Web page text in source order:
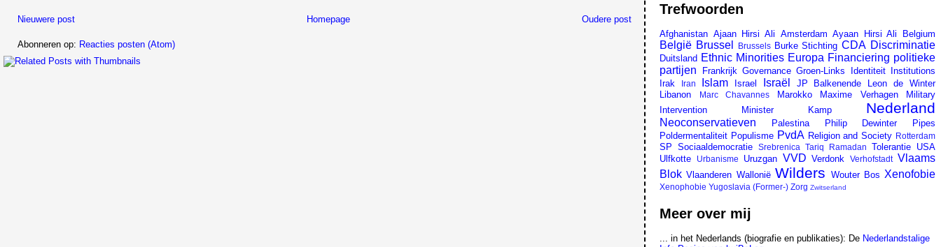
Nieuwere post Oudere post
Homepage
Abonneren op: Reacties posten (Atom)
Trefwoorden
Afghanistan Ajaan Hirsi Ali Amsterdam Ayaan Hirsi Ali Belgium
België Brussel Brussels Burke Stichting CDA Discriminatie
Duitsland Ethnic Minorities Europa Financiering politieke
partijen
Frankrijk Governance Groen-Links Identiteit
Institutions
Irak
Iran Islam Israel Israël JP Balkenende
Leon de Winter
Libanon
Marc Chavannes Marokko Maxime Verhagen
Military
Intervention
Minister Kamp Nederland
Neoconservatieven Palestina Philip Dewinter
Pipes
Poldermentaliteit Populisme PvdA Religion and Society Rotterdam
SP Sociaaldemocratie Srebrenica Tariq Ramadan Tolerantie USA
Ulfkotte
Urbanisme Uruzgan VVD Verdonk Verhofstadt Vlaams
Blok Vlaanderen Wallonië Wilders Wouter Bos Xenofobie
Xenophobie Yugoslavia (Former-) Zorg Zwitserland
Meer over mij
... in het Nederlands (biografie en publikaties): De Nederlandstalige